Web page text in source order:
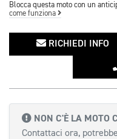
Blocca questa moto con un
come funziona
RICHIEDI INFO
NON C'È LA MOTO
Contattaci ora,